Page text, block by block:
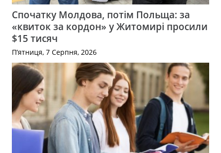
Спочатку Молдова, потім Польща: за
«квиток за кордон» у Житомирі просили
$15 тисяч
П’ятниця, 7 Серпня, 2026